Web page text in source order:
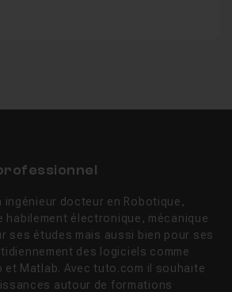
ingénieur docteur en Robotique,
habilement électronique, mécanique
ses études mais aussi bien pour ses
des logiciels comme
et Matlab. Avec tuto.com il souhaite
autour de formations